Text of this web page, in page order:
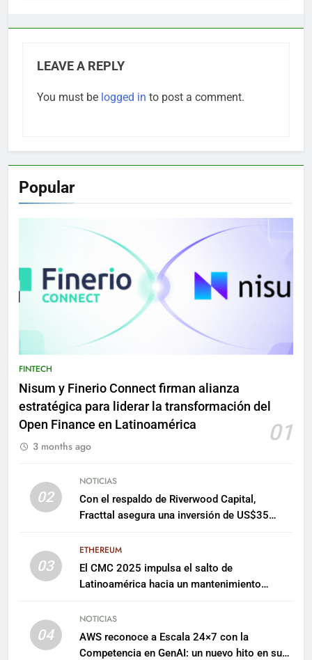
LEAVE A REPLY
You must be logged in to post a comment.
Popular
FINTECH
Nisum y Finerio Connect firman alianza
estratégica para liderar la transformación del
Open Finance en Latinoamérica
01
3 months ago
02
NOTICIAS
Con el respaldo de Riverwood Capital,
Fracttal asegura una inversión de US$35
03
ETHEREUM
El CMC 2025 impulsa el salto de
Latinoamérica hacia un mantenimiento
04
NOTICIAS
AWS reconoce a Escala 24×7 con la
Competencia en GenAI: un nuevo hito en su